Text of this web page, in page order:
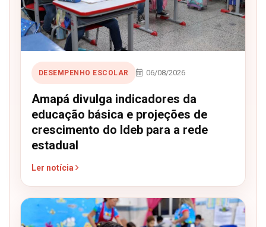
DESEMPENHO ESCOLAR 06/08/2026
Amapá divulga indicadores da
educação básica e projeções de
crescimento do Ideb para a rede
estadual
Ler notícia